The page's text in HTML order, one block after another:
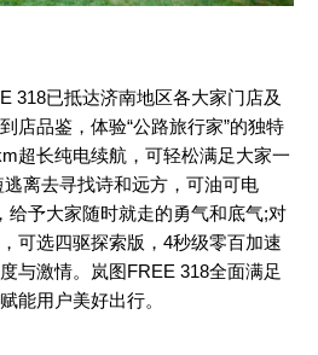
已抵达济南地区各大家门店及
店品鉴，体验“公路旅行家”的独特
超长纯电续航，可轻松满足大家一
离去寻找诗和远方，可油可电
给予大家随时就走的勇气和底气;对
可选四驱探索版，4秒级零百加速
与激情。岚图FREE 318全面满足
能用户美好出行。